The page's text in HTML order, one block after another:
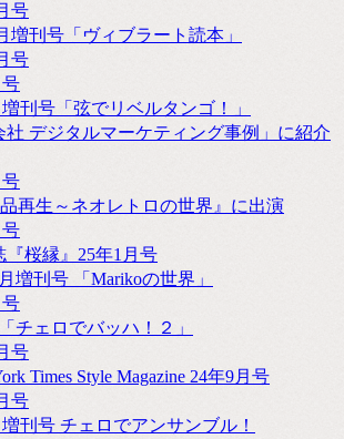
号
増刊号「ヴィブラート読本」
号
刊号「弦でリベルタンゴ！」
社 デジタルマーケティング事例」に紹介
再生～ネオレトロの世界』に出演
『桜縁』25年1月号
刊号 「Marikoの世界」
チェロでバッハ！２」
号
Times Style Magazine 24年9月号
号
刊号 チェロでアンサンブル！